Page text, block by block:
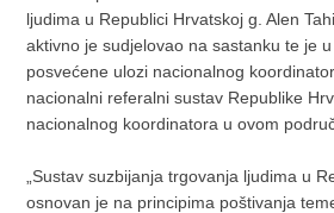
ljudima u Republici Hrvatskoj g. Alen
aktivno je sudjelovao na sastanku te je
posvećene ulozi nacionalnog
nacionalni referalni sustav Republike
nacionalnog koordinatora u ovom
„Sustav suzbijanja trgovanja ljudima u
osnovan je na principima poštivanja